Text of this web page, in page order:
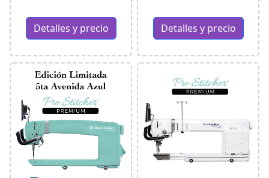
Detalles y precio Detalles y precio